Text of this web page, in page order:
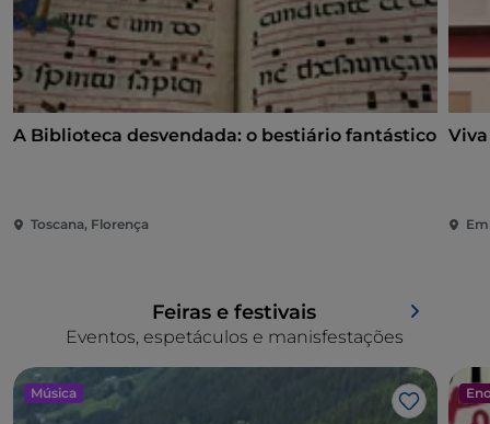
A Biblioteca desvendada: o bestiário fantástico
Toscana, Florença
Eventos, espetáculos e manisfestações
Feiras e festivais
Música
Gosto